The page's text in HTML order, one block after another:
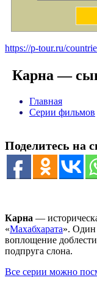
https://p-tour.ru/
Карна —
Главная
Серии фильмов
Поделитесь на
Карна —
«Махабхарата». Один
воплощение
подпруга слона.
Все серии можно